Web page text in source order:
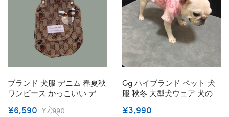
ブランド 犬服 デニム 春夏秋
ワンピース かっこいい ディ
ズニー スカート 可愛い 女の
子 GG柄 中小型犬 ペット用
¥6,590 ¥7,990
Gg ハイブランド ペット 犬
服 秋冬 大型犬ウェア 犬のパ
ースの厚手のシャツ 暖かパ
¥3,990